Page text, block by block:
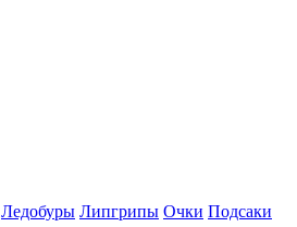
Ледобуры Липгрипы Очки Подсаки